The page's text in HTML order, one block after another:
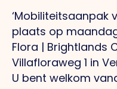
‘Mobiliteitsaanpak
plaats op
Flora | Brightlands
Villafloraweg 1 in
U bent welkom